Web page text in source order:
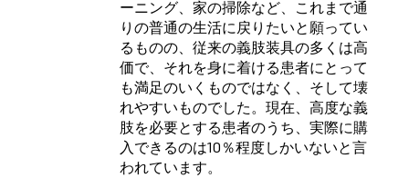
ーニング、家の掃除など、これまで通
りの普通の生活に戻りたいと願ってい
るものの、従来の義肢装具の多くは高
価で、それを身に着ける患者にとって
も満足のいくものではなく、そして壊
れやすいものでした。現在、高度な義
肢を必要とする患者のうち、実際に購
入できるのは10％程度しかいないと言
われています。